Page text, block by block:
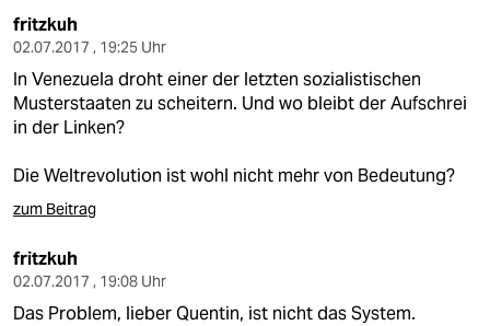
fritzkuh
02.07.2017 , 19:25 Uhr
In Venezuela droht einer der letzten sozialistischen
Musterstaaten zu scheitern. Und wo bleibt der Aufschrei
in der Linken?
Die Weltrevolution ist wohl nicht mehr von Bedeutung?
zum Beitrag
fritzkuh
02.07.2017 , 19:08 Uhr
Das Problem, lieber Quentin, ist nicht das System.